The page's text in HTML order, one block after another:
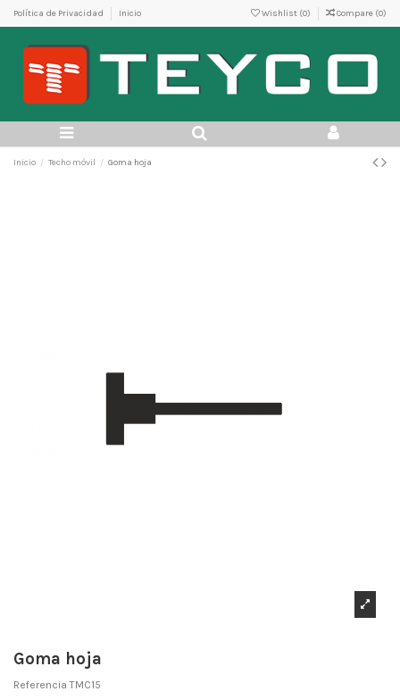
Política de Privacidad Inicio Wishlist (0) Compare (0)
Inicio Techo móvil Goma hoja
Goma hoja
Referencia TMC15